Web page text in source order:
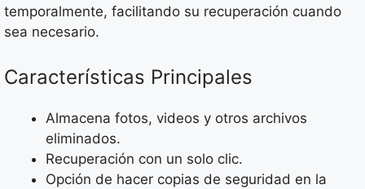
temporalmente, facilitando su recuperación cuando
sea necesario.
Características Principales
Almacena fotos, videos y otros archivos
eliminados.
Recuperación con un solo clic.
Opción de hacer copias de seguridad en la